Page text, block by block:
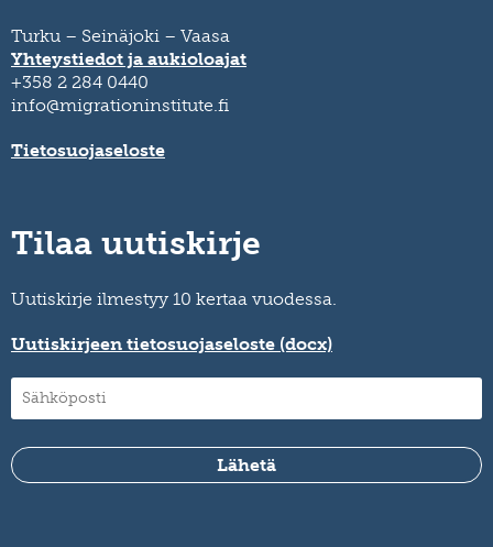
Turku – Seinäjoki – Vaasa
Yhteystiedot ja aukioloajat
+358 2 284 0440
info@migrationinstitute.fi
Tietosuojaseloste
Tilaa uutiskirje
Uutiskirje ilmestyy 10 kertaa vuodessa.
Uutiskirjeen tietosuojaseloste (docx)